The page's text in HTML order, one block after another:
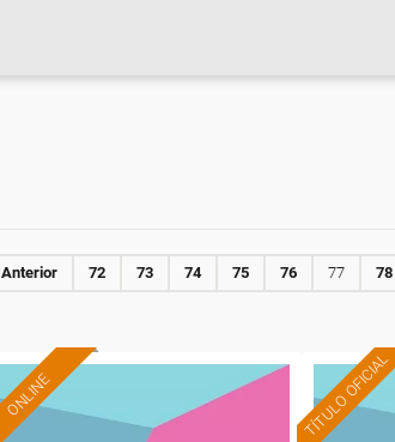
Anterior 72 73 74 75 76 77 78
ONLINE TÍTULO OFICIAL